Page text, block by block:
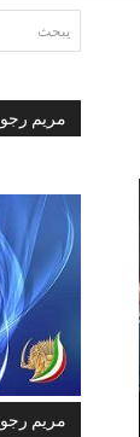
يبحث
مريم
مريم